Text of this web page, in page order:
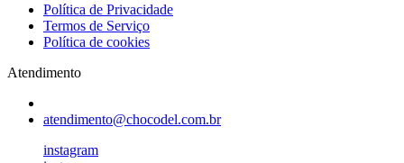
Política de Privacidade
Termos de Serviço
Política de cookies
Atendimento
atendimento@chocodel.com.br
instagram